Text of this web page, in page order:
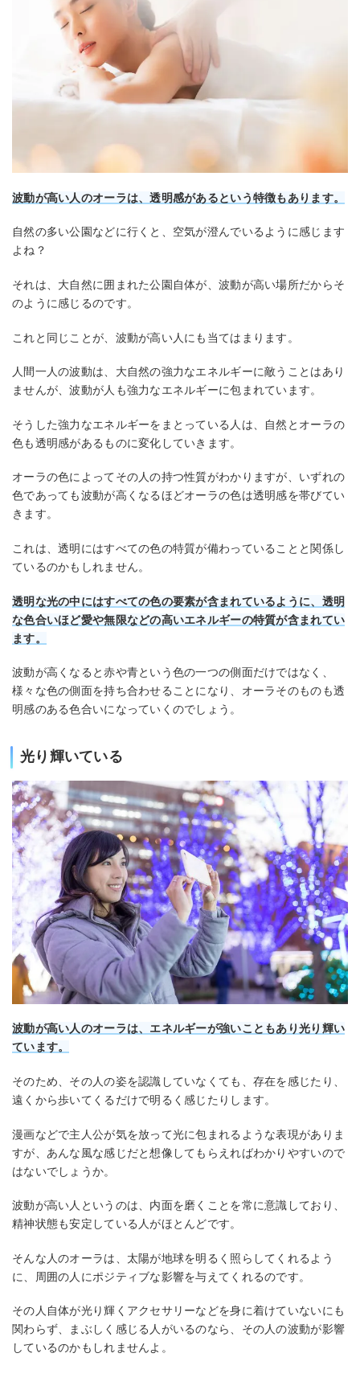
波動が高い人のオーラは、透明感があるという特徴もあります。
自然の多い公園などに行くと、空気が澄んでいるように感じます
よね？
それは、大自然に囲まれた公園自体が、波動が高い場所だからそ
のように感じるのです。
これと同じことが、波動が高い人にも当てはまります。
人間一人の波動は、大自然の強力なエネルギーに敵うことはあり
ませんが、波動が人も強力なエネルギーに包まれています。
そうした強力なエネルギーをまとっている人は、自然とオーラの
色も透明感があるものに変化していきます。
オーラの色によってその人の持つ性質がわかりますが、いずれの
色であっても波動が高くなるほどオーラの色は透明感を帯びてい
きます。
これは、透明にはすべての色の特質が備わっていることと関係し
ているのかもしれません。
透明な光の中にはすべての色の要素が含まれているように、透明
な色合いほど愛や無限などの高いエネルギーの特質が含まれてい
ます。
波動が高くなると赤や青という色の一つの側面だけではなく、
様々な色の側面を持ち合わせることになり、オーラそのものも透
明感のある色合いになっていくのでしょう。
光り輝いている
波動が高い人のオーラは、エネルギーが強いこともあり光り輝い
ています。
そのため、その人の姿を認識していなくても、存在を感じたり、
遠くから歩いてくるだけで明るく感じたりします。
漫画などで主人公が気を放って光に包まれるような表現がありま
すが、あんな風な感じだと想像してもらえればわかりやすいので
はないでしょうか。
波動が高い人というのは、内面を磨くことを常に意識しており、
精神状態も安定している人がほとんどです。
そんな人のオーラは、太陽が地球を明るく照らしてくれるよう
に、周囲の人にポジティブな影響を与えてくれるのです。
その人自体が光り輝くアクセサリーなどを身に着けていないにも
関わらず、まぶしく感じる人がいるのなら、その人の波動が影響
しているのかもしれませんよ。